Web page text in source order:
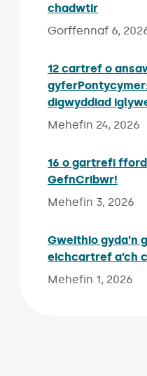
chadwtir
Gorffennaf 6,
12 cartref o
digwyddiad
Mehefin 24, 2026
16 o gartrefi
GefnCribwr!
Mehefin 3, 2026
Gweithio gyda’n
eichcartref a’ch
Mehefin 1, 2026